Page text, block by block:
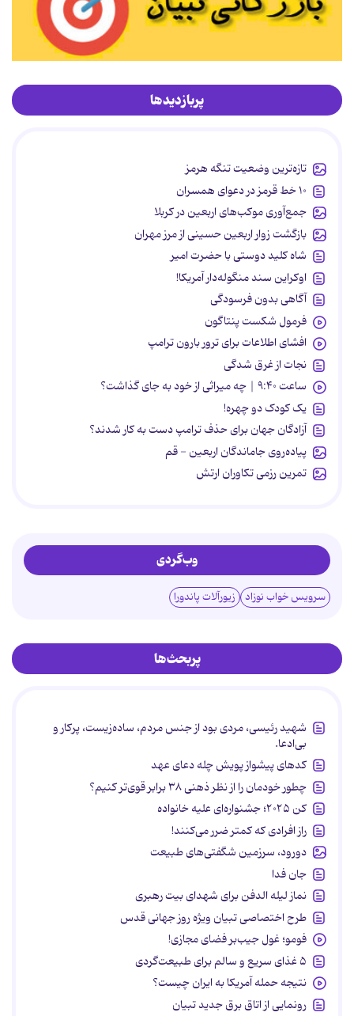
پربازدیدها
تازه‌ترین وضعیت تنگه هرمز
۱۰ خط قرمز در دعوای همسران
جمع‌آوری موکب‌های اربعین در کربلا
بازگشت زوار اربعین حسینی از مرز مهران
شاه کلید دوستی با حضرت امیر
اوکراین سند منگوله‌دار آمریکا!
آگاهی بدون فرسودگی
فرمول شکست پنتاگون
افشای اطلاعات برای ترور بارون ترامپ
نجات از غرق شدگی
ساعت ۹:۴۰ | چه میراثی از خود به جای گذاشت؟
یک کودک دو چهره!
آزادگان جهان برای حذف ترامپ دست به کار شدند؟
پیاده‌روی جاماندگان اربعین - قم
تمرین رزمی تکاوران ارتش
وب‌گردی
سرویس خواب نوزاد زیورآلات پاندورا
پربحث‌ها
شهید رئیسی، مردی بود از جنس مردم، ساده‌زیست، پرکار و
بی‌ادعا.
کدهای پیشواز پویش چله دعای عهد
چطور خودمان را از نظر ذهنی ۳۸ برابر قوی‌تر کنیم؟
کن ۲۰۲۵؛ جشنواره‌ای علیه خانواده
راز افرادی که کمتر ضرر می‌کنند!
دورود، سرزمین شگفتی‌های طبیعت
جان فدا
نماز لیله الدفن برای شهدای بیت رهبری
طرح اختصاصی تبیان ویژه روز جهانی قدس
فومو؛ غول جیب‌بر فضای مجازی!
۵ غذای سریع و سالم برای طبیعت‌گردی
نتیجه حمله آمریکا به ایران چیست؟
رونمایی از اتاق برق جدید تبیان